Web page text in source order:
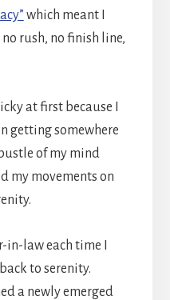
which meant I
rush, no finish line,
at first because I
getting somewhere
of my mind
my movements on
law each time I
to serenity.
a newly emerged